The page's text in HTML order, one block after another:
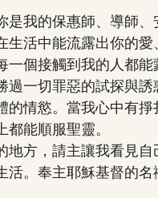
是我的保惠師、導師
生活中能流露出你的
一個接觸到我的人都能
過一切罪惡的試探與
的情慾。當我心中有
能順服聖靈。
地方，請主讓我看見
活。奉主耶穌基督的